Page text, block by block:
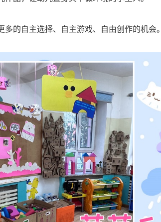
的自主选择、自主游戏、自由创作的机会。